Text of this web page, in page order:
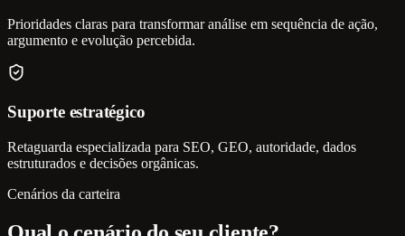
Prioridades claras para transformar análise em sequência de ação,
argumento e evolução percebida.
Suporte estratégico
Retaguarda especializada para SEO, GEO, autoridade, dados
estruturados e decisões orgânicas.
Cenários da carteira